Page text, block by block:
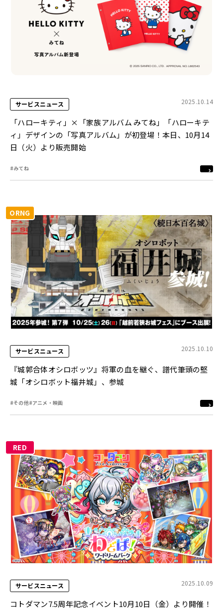
サービスニュース 2025.10.14
「ハローキティ」×「家族アルバム みてね」「ハローキテ
ィ」デザインの「写真アルバム」が初登場！本日、10月14
日（火）より販売開始
#みてね
ORNG
サービスニュース 2025.10.10
『城郭合体オシロボッツ』将軍の血を継ぐ、譜代筆頭の堅
城「オシロボット福井城」、参城
#その他#アニメ・映画
RED
サービスニュース 2025.10.09
コトダマン7.5周年記念イベント10月10日（金）より開催！